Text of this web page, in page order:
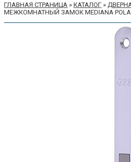
ГЛАВНАЯ СТРАНИЦА » КАТАЛОГ »
МЕЖКОМНАТНЫЙ ЗАМОК MEDIANA